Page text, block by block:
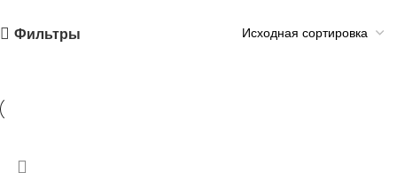
Фильтры